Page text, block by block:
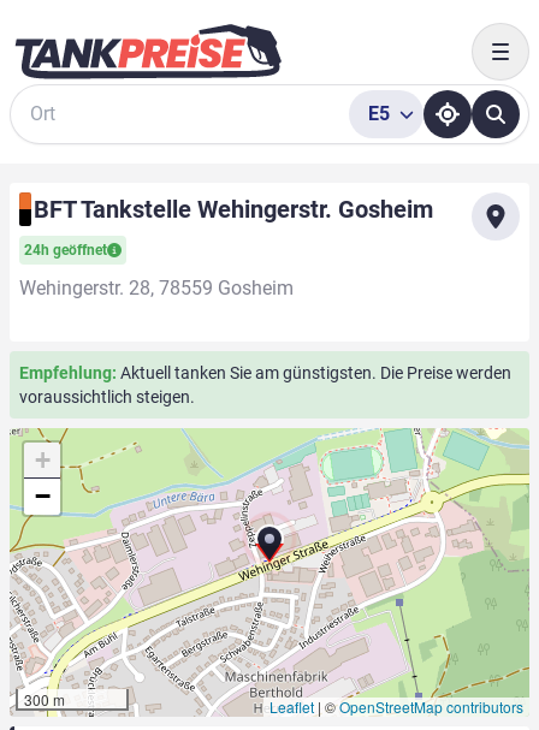
Suche
E5
BFT Tankstelle Wehingerstr. Gosheim
24h geöffnet
Wehingerstr. 28, 78559 Gosheim
Empfehlung: Aktuell tanken Sie am günstigsten. Die Preise werden
voraussichtlich steigen.
+
−
300 m Leaflet | ©OpenStreetMap contributors